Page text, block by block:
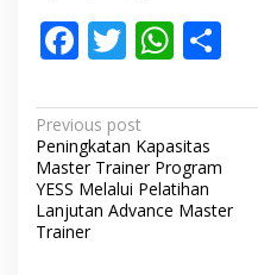
F
e
b
o
o
T
itt
er
W
at
s
A
p
ar
P
o
s
t
Previous post
Peningkatan Kapasitas
Master Trainer Program
YESS Melalui Pelatihan
Lanjutan Advance Master
Trainer